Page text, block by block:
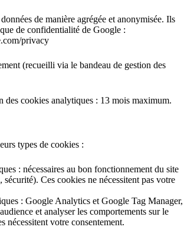
de manière agrégée et anonymisée. Ils
de confidentialité de Google :
privacy
(recueilli via le bandeau de gestion des
des cookies analytiques : 13 mois maximum.
types de cookies :
: nécessaires au bon fonctionnement du site
sécurité). Ces cookies ne nécessitent pas votre
: Google Analytics et Google Tag Manager,
et analyser les comportements sur le
nécessitent votre consentement.